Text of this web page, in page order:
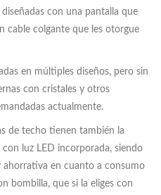
con una pantalla que
cable colgante que les otorgue
en múltiples diseños, pero sin
con cristales y otros
actualmente.
de techo tienen también la
luz LED incorporada, siendo
en cuanto a consumo
bombilla, que si la eliges con